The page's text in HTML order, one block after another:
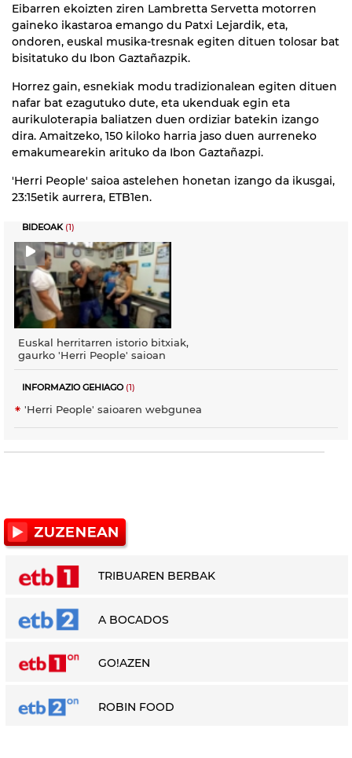
Eibarren ekoizten ziren Lambretta Servetta motorren
gaineko ikastaroa emango du Patxi Lejardik, eta,
ondoren, euskal musika-tresnak egiten dituen tolosar bat
bisitatuko du Ibon Gaztañazpik.
Horrez gain, esnekiak modu tradizionalean egiten dituen
nafar bat ezagutuko dute, eta ukenduak egin eta
aurikuloterapia baliatzen duen ordiziar batekin izango
dira. Amaitzeko, 150 kiloko harria jaso duen aurreneko
emakumearekin arituko da Ibon Gaztañazpi.
'Herri People' saioa astelehen honetan izango da ikusgai,
23:15etik aurrera, ETB1en.
BIDEOAK (1)
Euskal herritarren istorio bitxiak,
gaurko 'Herri People' saioan
INFORMAZIO GEHIAGO(1)
'Herri People' saioaren webgunea
TRIBUAREN BERBAK
A BOCADOS
GO!AZEN
ROBIN FOOD